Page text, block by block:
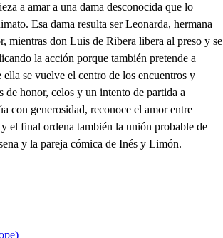
a amar a una dama desconocida que lo
Esa dama resulta ser Leonarda, hermana
mientras don Luis de Ribera libera al preso y se
la acción porque también pretende a
ella se vuelve el centro de los encuentros y
de honor, celos y un intento de partida a
con generosidad, reconoce el amor entre
el final ordena también la unión probable de
y la pareja cómica de Inés y Limón.